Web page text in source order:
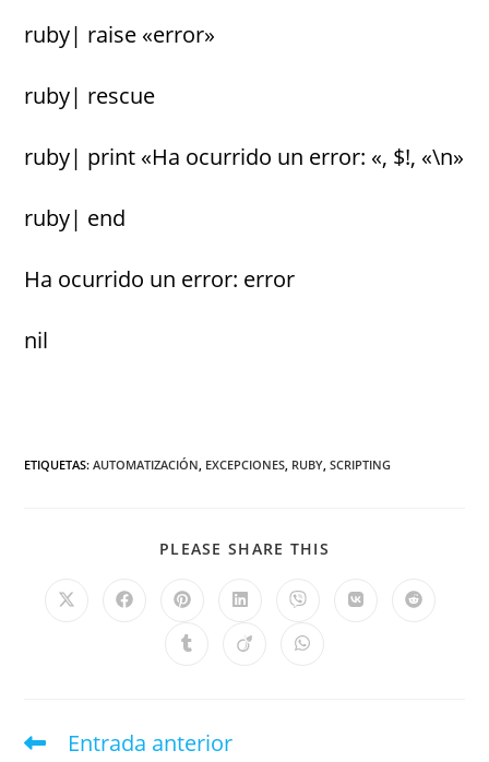
ruby| raise «error»
ruby| rescue
ruby| print «Ha ocurrido un error: «, $!, «\n»
ruby| end
Ha ocurrido un error: error
nil
ETIQUETAS:AUTOMATIZACIÓN, EXCEPCIONES, RUBY, SCRIPTING
PLEASE SHARE THIS
Entrada anterior